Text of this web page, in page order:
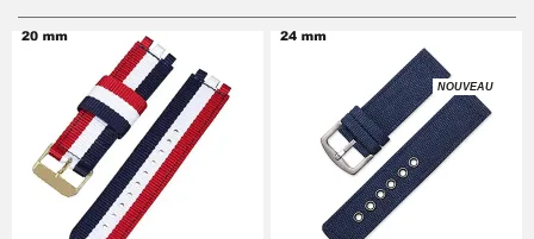
Pied à Coulisse Numérique
9,90 €
Kit Horlogerie Débutant
NOUVEAU